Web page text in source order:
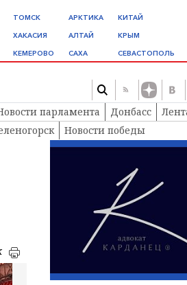
ТОМСК
ХАКАСИЯ
КЕМЕРОВО
АРКТИКА
АЛТАЙ
САХА
КИТАЙ
КРЫМ
СЕВАСТОПОЛЬ
парламента Донбасс
Новости победы